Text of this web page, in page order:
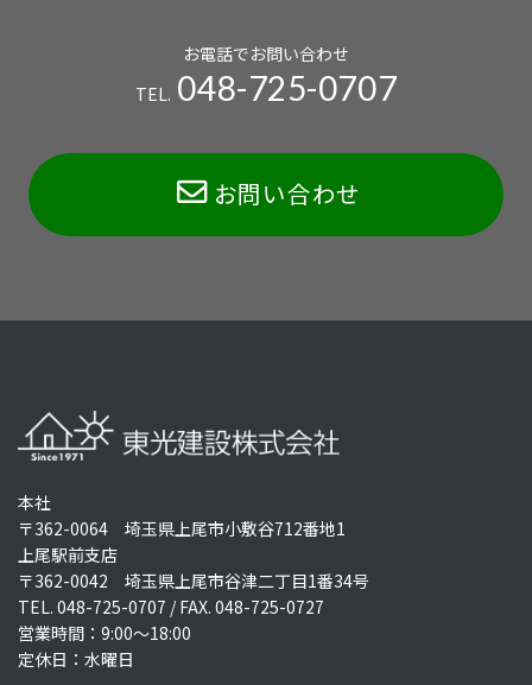
お電話でお問い合わせ
TEL. 048-725-0707
お問い合わせ
本社
〒362-0064 埼玉県上尾市小敷谷712番地1
上尾駅前支店
〒362-0042 埼玉県上尾市谷津二丁目1番34号
TEL. 048-725-0707 / FAX. 048-725-0727
営業時間：9:00～18:00
定休日：水曜日